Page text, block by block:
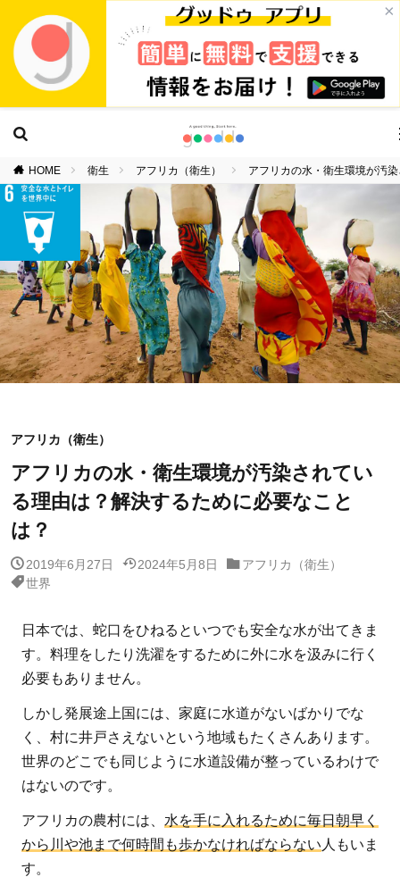
×
HOME 衛生 アフリカ（衛生） アフリカの水・衛生環境が汚
アフリカ（衛生）
アフリカの水・衛生環境が汚染されてい
る理由は？解決するために必要なこと
は？
2019年6月27日 2024年5月8日
アフリカ（衛生）
世界
日本では、蛇口をひねるといつでも安全な水が出てきま
す。料理をしたり洗濯をするために外に水を汲みに行く
必要もありません。
しかし発展途上国には、家庭に水道がないばかりでな
く、村に井戸さえないという地域もたくさんあります。
世界のどこでも同じように水道設備が整っているわけで
はないのです。
アフリカの農村には、 水を手に入れるために毎日朝早く
から川や池まで何時間も歩かなければならない 人もいま
す。